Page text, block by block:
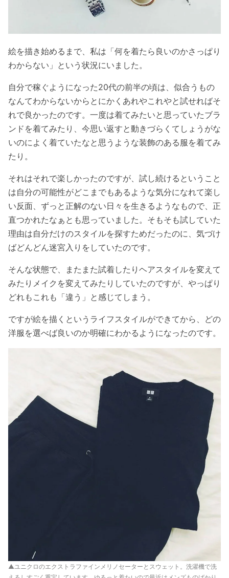
絵を描き始めるまで、私は「何を着たら良いのかさっぱり
わからない」という状況にいました。
自分で稼ぐようになった20代の前半の頃は、似合うもの
なんてわからないからとにかくあれやこれやと試せればそ
れで良かったのです。一度は着てみたいと思っていたブラ
ンドを着てみたり、今思い返すと動きづらくてしょうがな
いのによく着ていたなと思うような装飾のある服を着てみ
たり。
それはそれで楽しかったのですが、試し続けるということ
は自分の可能性がどこまでもあるような気分になれて楽し
い反面、ずっと正解のない日々を生きるようなもので、正
直つかれたなぁとも思っていました。そもそも試していた
理由は自分だけのスタイルを探すためだったのに、気づけ
ばどんどん迷宮入りをしていたのです。
そんな状態で、またまた試着したりヘアスタイルを変えて
みたりメイクを変えてみたりしていたのですが、やっぱり
どれもこれも「違う」と感じてしまう。
ですが絵を描くというライフスタイルができてから、どの
洋服を選べば良いのか明確にわかるようになったのです。
▲ユニクロのエクストラファインメリノセーターとスウェット。洗濯機で洗